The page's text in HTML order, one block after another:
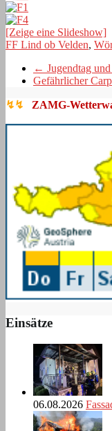
[Zeige eine Slideshow]
FF Lind ob Velden,
← Jugendtag
Gefährlicher
↯↯ ZAMG-
Einsätze
06.08.2026